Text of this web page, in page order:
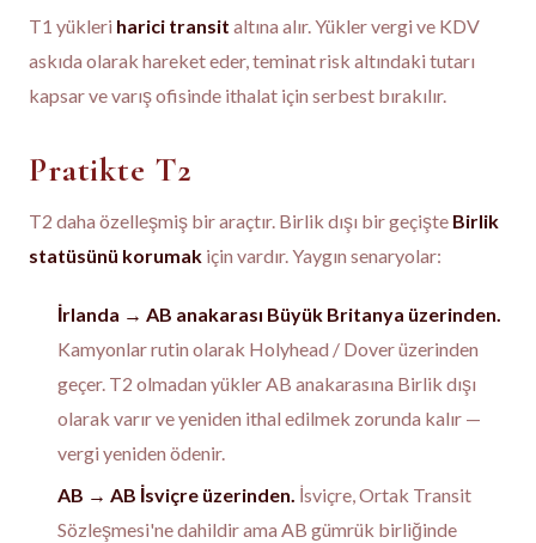
T1 yükleri harici transit altına alır. Yükler vergi ve KDV
askıda olarak hareket eder, teminat risk altındaki tutarı
kapsar ve varış ofisinde ithalat için serbest bırakılır.
Pratikte T2
T2 daha özelleşmiş bir araçtır. Birlik dışı bir geçişte Birlik
statüsünü korumak için vardır. Yaygın senaryolar:
İrlanda → AB anakarası Büyük Britanya üzerinden.
Kamyonlar rutin olarak Holyhead / Dover üzerinden
geçer. T2 olmadan yükler AB anakarasına Birlik dışı
olarak varır ve yeniden ithal edilmek zorunda kalır —
vergi yeniden ödenir.
AB → AB İsviçre üzerinden. İsviçre, Ortak Transit
Sözleşmesi'ne dahildir ama AB gümrük birliğinde